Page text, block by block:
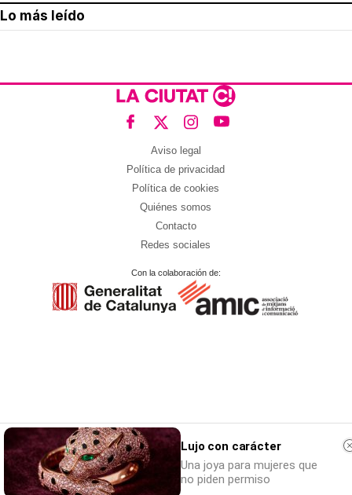
Lo más leído
Aviso legal
Política de privacidad
Política de cookies
Quiénes somos
Contacto
Redes sociales
Con la colaboración de:
Lujo con carácter
Una joya para mujeres que
no piden permiso